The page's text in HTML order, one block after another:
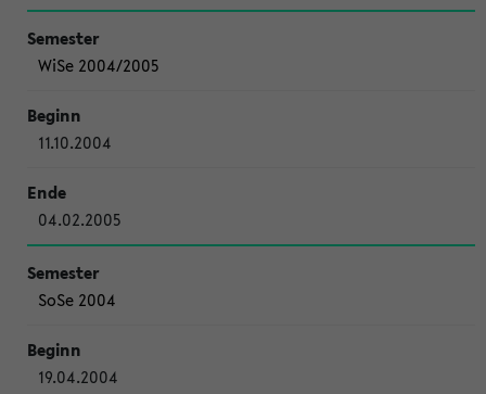
WiSe 2004/2005
11.10.2004
04.02.2005
SoSe 2004
19.04.2004